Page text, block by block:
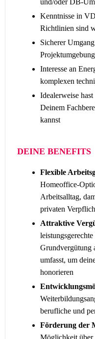
und/oder DB-
Kenntnisse in
Richtlinien sind
Sicherer
Interesse an
komplexen
Idealerweise
Deinem
kannst
DEINE BENEFITS
Flexible
Homeoffice-
Arbeitsalltag,
privaten
Attraktive
Grundvergütung
umfasst, um
honorieren
berufliche und
Förderung der
Möglichkeit über